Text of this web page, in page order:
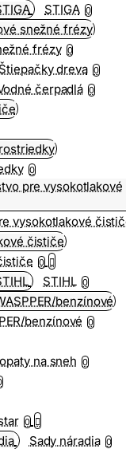
STIGA 0
frézy 0
Štiepačky dreva 0
čerpadlá 0
0
vysokotlakové
0
STIHL 0
benzínové 0
na sneh 0
0
Sady náradia 0